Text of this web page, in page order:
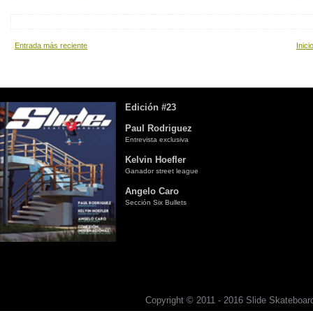
Entrada más reciente Inicio
Edición #23
Paul Rodriguez
Entrevista exclusiva
Kelvin Hoefler
Ganador street league
Angelo Caro
Sección Six Bullets
Copyright © 2011 - 2016 Slide